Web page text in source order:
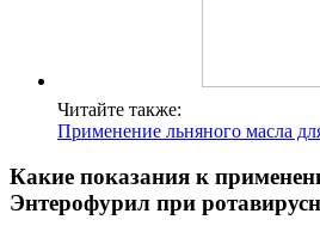
Читайте также:
Применение льняного масла
Какие показания к
Энтерофурил при